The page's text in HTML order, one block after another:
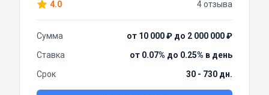
4.0 4 отзыва
Сумма
от 10 000 ₽ до 2 000 000 ₽
Ставка
от 0.07% до 0.25% в день
Срок
30 - 730 дн.